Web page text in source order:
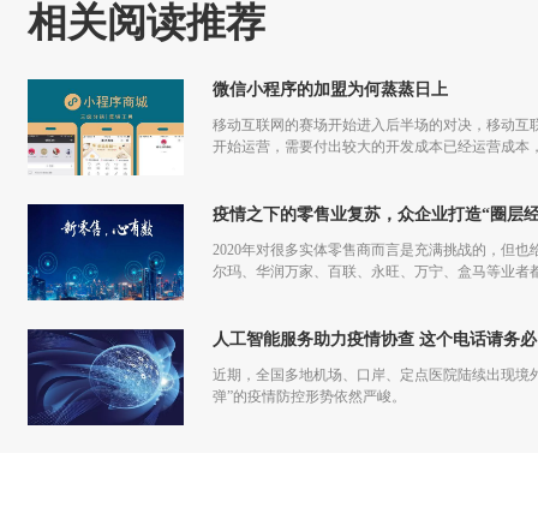
相关阅读推荐
微信小程序的加盟为何蒸蒸日上
移动互联网的赛场开始进入后半场的对决，移动
开始运营，需要付出较大的开发成本已经运营成
疫情之下的零售业复苏，众企业打造“圈层
2020年对很多实体零售商而言是充满挑战的，但
尔玛、华润万家、百联、永旺、万宁、盒马等业
人工智能服务助力疫情协查 这个电话请务
近期，全国多地机场、口岸、定点医院陆续出现
弹”的疫情防控形势依然严峻。